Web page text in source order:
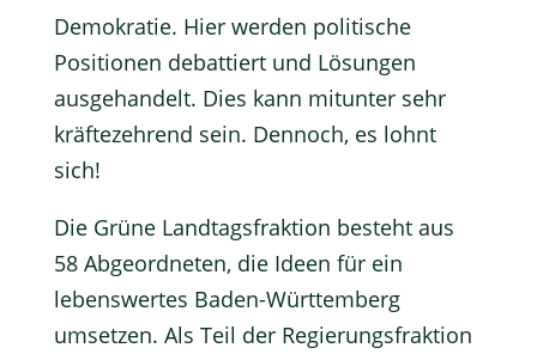
Demokratie. Hier werden politische
Positionen debattiert und Lösungen
ausgehandelt. Dies kann mitunter sehr
kräftezehrend sein. Dennoch, es lohnt
sich!
Die Grüne Landtagsfraktion besteht aus
58 Abgeordneten, die Ideen für ein
lebenswertes Baden-Württemberg
umsetzen. Als Teil der Regierungsfraktion